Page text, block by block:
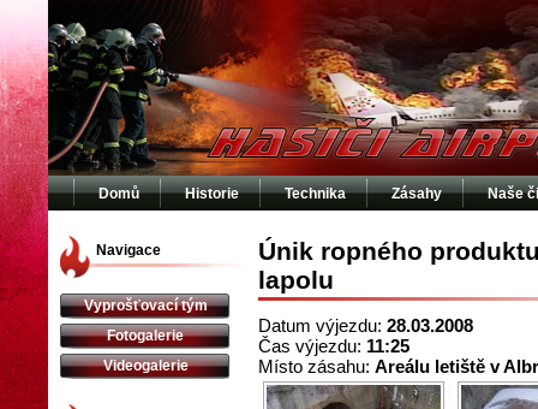
Domů Historie Technika Zásahy Naše
Navigace
Vyprošťovací tým
Fotogalerie
Videogalerie
Únik ropného
lapolu
Datum výjezdu: 28.03.2008
Čas výjezdu: 11:25
Místo zásahu: Areálu letiště v